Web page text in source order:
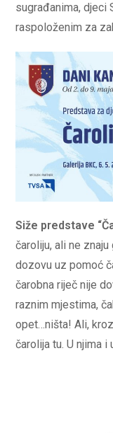
sugrađanima, djeci
raspoloženim za
Siže predstave
čaroliju, ali ne
dozovu uz pomoć
čarobna riječ nije
raznim mjestima,
opet…ništa! Ali,
čarolija tu. U njima i